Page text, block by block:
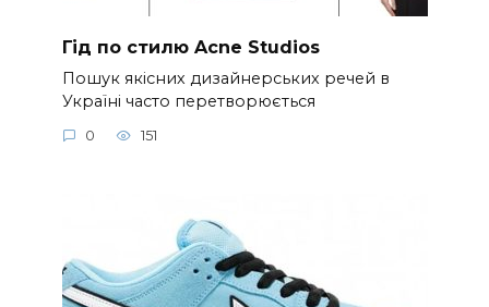
Гід по стилю Acne Studios
Пошук якісних дизайнерських речей в
Україні часто перетворюється
0 151